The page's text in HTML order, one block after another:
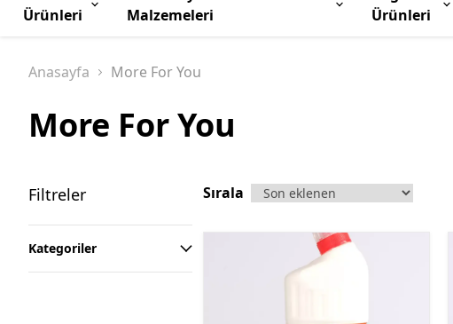
Ürünleri
Malzemeleri
Ürünleri
Anasayfa More For You
More For You
Filtreler
Kategoriler
Sırala